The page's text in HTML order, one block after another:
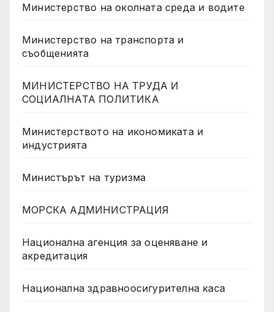
Министерство на околната среда и водите
Министерство на транспорта и
съобщенията
МИНИСТЕРСТВО НА ТРУДА И
СОЦИАЛНАТА ПОЛИТИКА
Министерството на икономиката и
индустрията
Министърът на туризма
МОРСКА АДМИНИСТРАЦИЯ
Национална агенция за оценяване и
акредитация
Национална здравноосигурителна каса